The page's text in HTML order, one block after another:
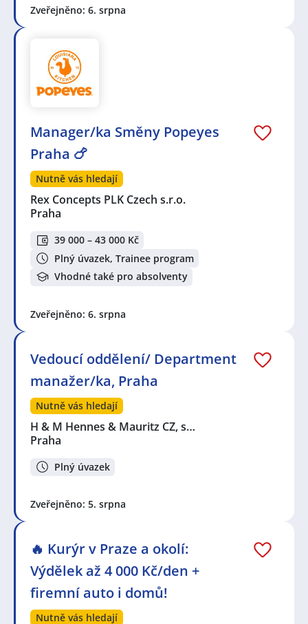
Zveřejněno: 6. srpna
Manager/ka Směny Popeyes
Praha 🍗
Nutně vás hledají
Rex Concepts PLK Czech s.r.o.
Praha
39 000 – 43 000 Kč
Plný úvazek, Trainee program
Vhodné také pro absolventy
Zveřejněno: 6. srpna
Vedoucí oddělení/ Department
manažer/ka, Praha
Nutně vás hledají
H & M Hennes & Mauritz CZ, s…
Praha
Plný úvazek
Zveřejněno: 5. srpna
🔥 Kurýr v Praze a okolí:
Výdělek až 4 000 Kč/den +
firemní auto i domů!
Nutně vás hledají